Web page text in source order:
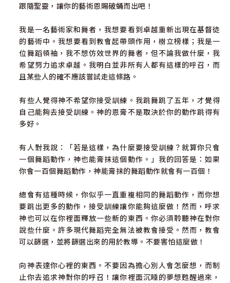
跟隨聖靈，讓你的藝術恩賜破蛹而出吧！
我是一名藝術家和舞者，我想要看到卓越重新出現在基督徒
的藝術中。我想要看到教會起帶頭作用，樹立榜樣；我是一
位舞蹈領袖，我不想仿效世界的舞者，但不論我做什麼，我
希望努力追求卓越。我明白並非所有人都有這樣的呼召，而
且某些人的確不應該嘗試走這條路。
有些人覺得神不希望你接受訓練。我跳舞跳了五年，才覺得
自己能夠去接受訓練。神的恩膏不是取決於你的動作跳得有
多好。
有人對我說：「若是這樣，為什麼要接受訓練？就算你只會
一個舞蹈動作，神也能膏抹這個動作。」我的回答是：如果
你會一百個舞蹈動作，神能膏抹的舞蹈動作就會有一百個！
總會有這種時候，你似乎一直重複相同的舞蹈動作，而你想
要跳出更多的動作，接受訓練讓你能夠這麼做！然而，呼求
神也可以在你裡面釋放一些新的東西。你必須聆聽神在對你
說些什麼。許多現代舞蹈完全無法被教會接受。然而，教會
可以篩選，並將篩選出來的用於教導。不要害怕這麼做！
向神表達你心裡的東西。不要因為擔心別人會怎麼想，而制
止你去追求神對你的呼召！讓你裡面沉睡的夢想甦醒過來，